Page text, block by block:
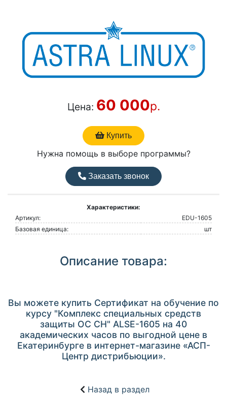
Цена: 60 000р.
Купить
Нужна помощь в выборе программы?
Заказать звонок
Характеристики:
Артикул:
EDU-1605
Базовая единица:
шт
Описание товара:
Вы можете купить Сертификат на обучение по
курсу "Комплекс специальных средств
защиты ОС СН" ALSE-1605 на 40
академических часов по выгодной цене в
Екатеринбурге в интернет-магазине «АСП-
Центр дистрибьюции».
Назад в раздел